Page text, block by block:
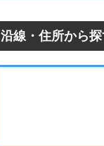
沿線・住所から